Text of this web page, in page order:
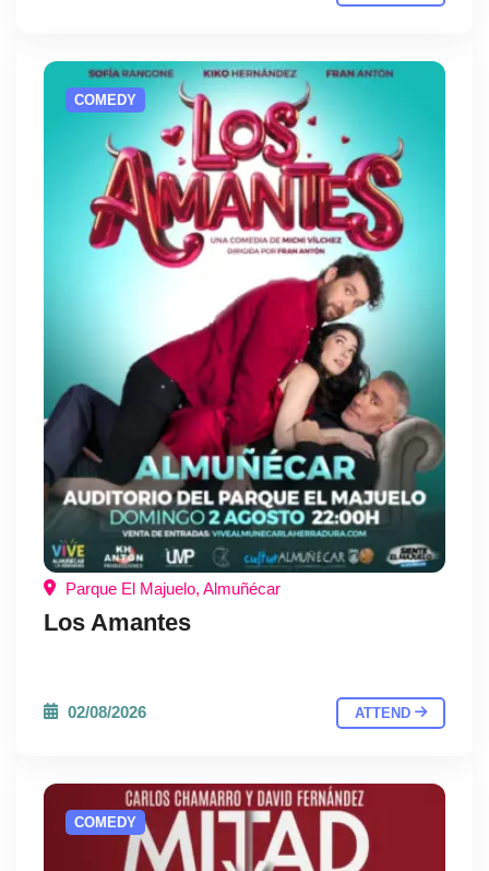
COMEDY
Parque El Majuelo, Almuñécar
Los Amantes
02/08/2026 ATTEND
COMEDY